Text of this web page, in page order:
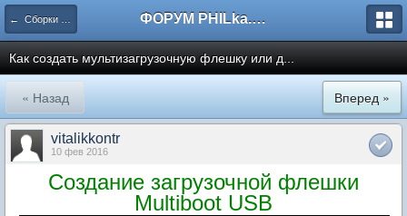
← Сборки Windows от PHILKA.RU ФОРУМ PHILka.RU
Как создать мультизагрузочную флешку или д...
« Назад Вперед »
vitalikkontr
10 фев 2016
Создание загрузочной флешки
Multiboot USB